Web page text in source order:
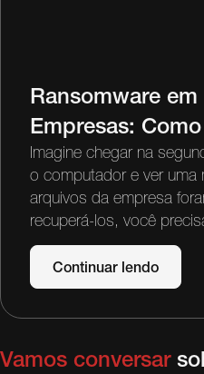
Ransomware
Empresas:
Imagine chegar na
o computador e ver
arquivos da empresa
recuperá-los, você
Continuar lendo
Vamos conversar